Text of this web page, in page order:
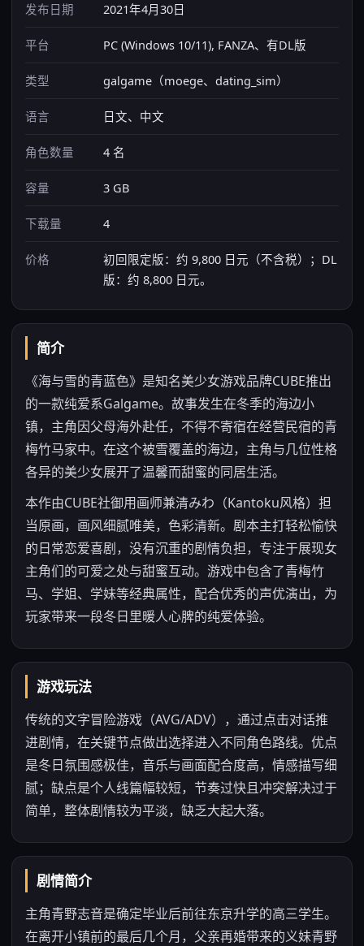
发布日期 2021年4月30日
平台 PC (Windows 10/11), FANZA、有DL版
类型 galgame（moege、dating_sim）
语言 日文、中文
角色数量 4 名
容量 3 GB
下载量 4
价格
初回限定版：约 9,800 日元（不含税）；DL
版：约 8,800 日元。
简介
《海与雪的青蓝色》是知名美少女游戏品牌CUBE推出
的一款纯爱系Galgame。故事发生在冬季的海边小
镇，主角因父母海外赴任，不得不寄宿在经营民宿的青
梅竹马家中。在这个被雪覆盖的海边，主角与几位性格
各异的美少女展开了温馨而甜蜜的同居生活。
本作由CUBE社御用画师兼清みわ（Kantoku风格）担
当原画，画风细腻唯美，色彩清新。剧本主打轻松愉快
的日常恋爱喜剧，没有沉重的剧情负担，专注于展现女
主角们的可爱之处与甜蜜互动。游戏中包含了青梅竹
马、学姐、学妹等经典属性，配合优秀的声优演出，为
玩家带来一段冬日里暖人心脾的纯爱体验。
游戏玩法
传统的文字冒险游戏（AVG/ADV），通过点击对话推
进剧情，在关键节点做出选择进入不同角色路线。优点
是冬日氛围感极佳，音乐与画面配合度高，情感描写细
腻；缺点是个人线篇幅较短，节奏过快且冲突解决过于
简单，整体剧情较为平淡，缺乏大起大落。
剧情简介
主角青野志音是确定毕业后前往东京升学的高三学生。
在离开小镇前的最后几个月，父亲再婚带来的义妹青野